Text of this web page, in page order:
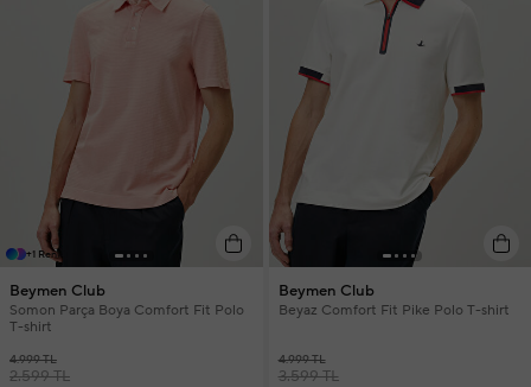
+1 Renk
Beymen Club
Somon Parça Boya Comfort Fit Polo
T-shirt
4.999 TL
2.599 TL
Beymen Club
Beyaz Comfort Fit Pike Polo T-shirt
4.999 TL
3.599 TL